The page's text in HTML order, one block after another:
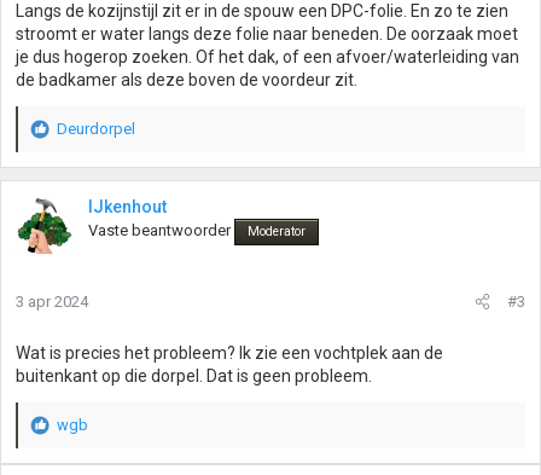
Langs de kozijnstijl zit er in de spouw een DPC-folie. En zo te zien
stroomt er water langs deze folie naar beneden. De oorzaak moet
je dus hogerop zoeken. Of het dak, of een afvoer/waterleiding van
de badkamer als deze boven de voordeur zit.
W
a
d
e
n
e
n
Deurdorpel
IJkenhout
Vaste beantwoorder Moderator
3 apr 2024 #3
Wat is precies het probleem? Ik zie een vochtplek aan de
buitenkant op die dorpel. Dat is geen probleem.
W
wgb